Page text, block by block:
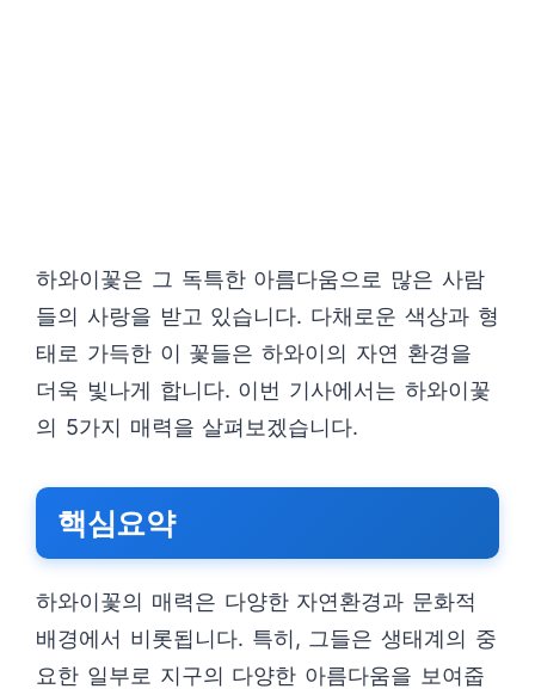
하와이꽃은 그 독특한 아름다움으로 많은 사람
들의 사랑을 받고 있습니다. 다채로운 색상과 형
태로 가득한 이 꽃들은 하와이의 자연 환경을
더욱 빛나게 합니다. 이번 기사에서는 하와이꽃
의 5가지 매력을 살펴보겠습니다.
핵심요약
하와이꽃의 매력은 다양한 자연환경과 문화적
배경에서 비롯됩니다. 특히, 그들은 생태계의 중
요한 일부로 지구의 다양한 아름다움을 보여줍